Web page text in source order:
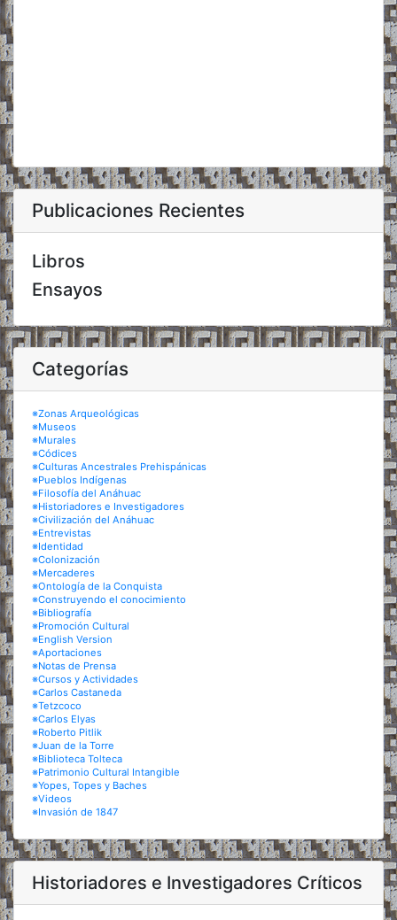
Publicaciones Recientes
Libros
Ensayos
Categorías
※Zonas Arqueológicas
※Museos
※Murales
※Códices
※Culturas Ancestrales Prehispánicas
※Pueblos Indígenas
※Filosofía del Anáhuac
※Historiadores e Investigadores
※Civilización del Anáhuac
※Entrevistas
※Identidad
※Colonización
※Mercaderes
※Ontología de la Conquista
※Construyendo el conocimiento
※Bibliografía
※Promoción Cultural
※English Version
※Aportaciones
※Notas de Prensa
※Cursos y Actividades
※Carlos Castaneda
※Tetzcoco
※Carlos Elyas
※Roberto Pitlik
※Juan de la Torre
※Biblioteca Tolteca
※Patrimonio Cultural Intangible
※Yopes, Topes y Baches
※Videos
※Invasión de 1847
Historiadores e Investigadores Críticos